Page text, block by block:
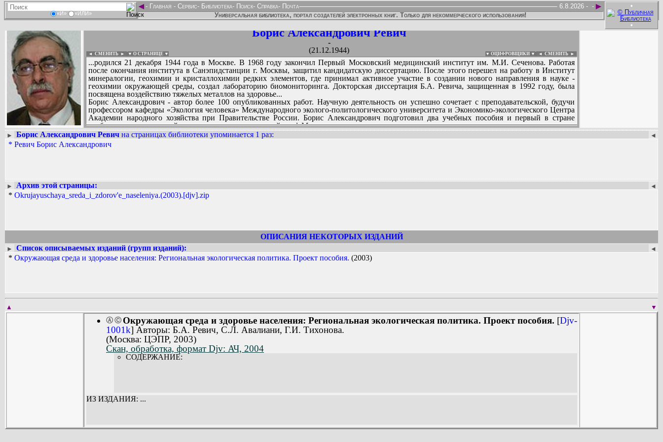
«И» «ИЛИ»
•
•
◄ ►
- Главная - Сервис- Библиотека- Поиск- Справка- Почта -
6.8.2026 -
Универсальная библиотека, портал создателей электронных книг. Только для некоммерческого использования!
Борис Александрович Ревич
-
(21.12.1944)
◄ СМЕНИТЬ ► ▼ О СТРАНИЦЕ ▼ ▼ ОЦИФРОВЩИКИ ▼ ◄ СМЕНИТЬ ►
...родился 21 декабря 1944 года в Москве. В 1968 году закончил Первый Московский медицинский институт им. М.И. Сеченова. Работая
после окончания института в Санэпидстанции г. Москвы, защитил кандидатскую диссертацию. После этого перешел на работу в Институт
минералогии, геохимии и кристаллохимии редких элементов, где принимал активное участие в создании нового направления в науке -
геохимии окружающей среды, создал лабораторию биомониторинга. Докторская диссертация Б.А. Ревича, защищенная в 1992 году, была
посвящена воздействию тяжелых металлов на здоровье...
Борис Александрович - автор более 100 опубликованных работ. Научную деятельность он успешно сочетает с преподавательской, будучи
профессором кафедры «Экология человека» Международного эколого-политологического университета и Экономико-экологического Центра
Академии народного хозяйства при Правительстве России. Борис Александрович подготовил два учебных пособия и первый в стране
учебник по экологической эпидемиологии, получивший гриф Минвуза.
Б.А. Ревич много ездит по стране, проводит семинары в различных регионах России и за рубежом, активно работает в Комитете экологии
Государственной Думы, в Совете Центра экологической политики России, ряде научных советов Минздрава и РАМН. Он член Президиума
Всероссийской организации «Риск и здоровье», член редколлегии журнала «Вопросы оценки риска».
:
Вадим Ершов...
...
► ◄
Борис Александрович Ревич на страницах библиотеки упоминается 1 раз:
* Ревич Борис Александрович
► ◄
Архив этой страницы:
* Okrujayuschaya_sreda_i_zdorov'e_naseleniya.(2003).[djv].zip
ОПИСАНИЯ НЕКОТОРЫХ ИЗДАНИЙ
► ◄
Список описываемых изданий (групп изданий):
* Окружающая среда и здоровье населения: Региональная экологическая политика. Проект пособия. (2003)
▼
▲
Ⓐ Ⓒ Окружающая среда и здоровье населения: Региональная экологическая политика. Проект пособия. [Djv-
1001k] Авторы: Б.А. Ревич, С.Л. Авалиани, Г.И. Тихонова.
(Москва: ЦЭПР, 2003)
Скан, обработка, формат Djv: АЧ, 2004
СОДЕРЖАНИЕ:
ИЗ ИЗДАНИЯ: ...